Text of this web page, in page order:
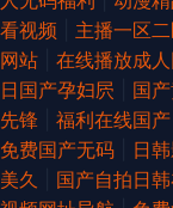
看视频
主播一区
网站
在线播放成
日国产孕妇屄
国
先锋
福利在线国产
免费国产无码
日
美久
国产自拍日